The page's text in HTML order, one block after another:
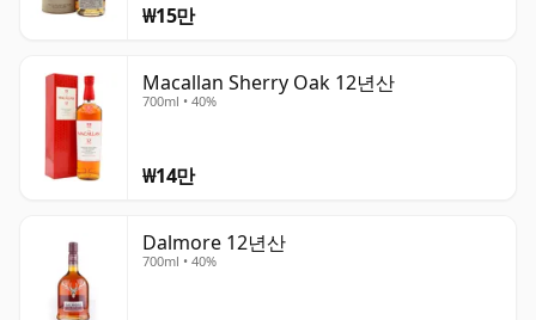
₩15만
Macallan Sherry Oak 12년산
700ml • 40%
₩14만
Dalmore 12년산
700ml • 40%